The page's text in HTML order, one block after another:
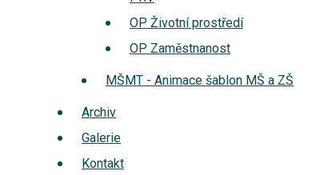
OP Životní prostředí
OP Zaměstnanost
MŠMT - Animace šablon MŠ a ZŠ
Archiv
Galerie
Kontakt